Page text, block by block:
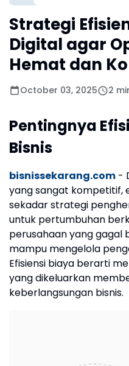
Strategi
Digital agar
Hemat dan
October 03, 2025 2
Pentingnya
Bisnis
bisnissekarang.com -
yang sangat kompetitif,
sekadar strategi
untuk pertumbuhan
perusahaan yang
mampu mengelola
Efisiensi biaya berarti
yang dikeluarkan
keberlangsungan bisnis.